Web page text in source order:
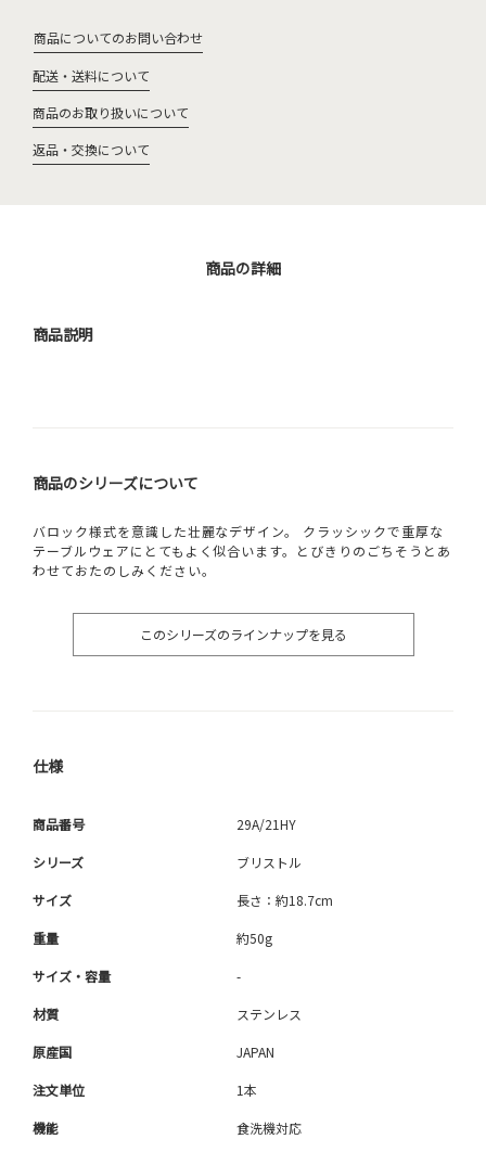
商品についてのお問い合わせ
配送・送料について
商品のお取り扱いについて
返品・交換について
商品の詳細
商品説明
商品のシリーズについて
バロック様式を意識した壮麗なデザイン。 クラッシックで重厚な
テーブルウェアにとてもよく似合います。とびきりのごちそうとあ
わせておたのしみください。
このシリーズのラインナップを見る
仕様
商品番号 29A/21HY
シリーズ ブリストル
サイズ 長さ：約18.7cm
重量 約50g
サイズ・容量 -
材質 ステンレス
原産国 JAPAN
注文単位 1本
機能 食洗機対応